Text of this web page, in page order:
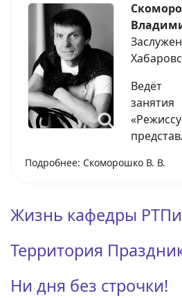
Ведёт
Подробнее: Скоморошко В. В.
Жизнь кафедры
Территория
Ни дня без строчки!